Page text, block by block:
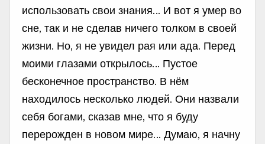
использовать свои знания… И вот я умер во
сне, так и не сделав ничего толком в своей
жизни. Но, я не увидел рая или ада. Перед
моими глазами открылось… Пустое
бесконечное пространство. В нём
находилось несколько людей. Они назвали
себя богами, сказав мне, что я буду
перерожден в новом мире… Думаю, я начну